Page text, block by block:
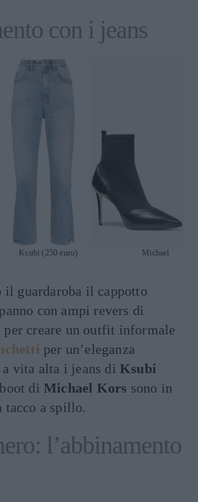
con i jeans
Ksubi (250 euro) Michael
il guardaroba il cappotto
con ampi revers di
per creare un outfit informale
per un’eleganza
a vita alta i jeans diKsubi
di Michael Kors sono in
tacco a spillo.
l’abbinamento